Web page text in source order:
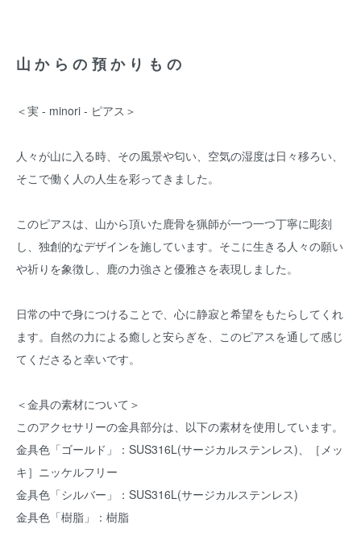
山からの預かりもの
＜実 - minori - ピアス＞
人々が山に入る時、その風景や匂い、空気の湿度は日々移ろい、
そこで働く人の人生を彩ってきました。
このピアスは、山から頂いた鹿骨を猟師が一つ一つ丁寧に彫刻
し、独創的なデザインを施しています。そこに生きる人々の願い
や祈りを象徴し、鹿の力強さと優雅さを表現しました。
日常の中で身につけることで、心に静寂と希望をもたらしてくれ
ます。自然の力による癒しと安らぎを、このピアスを通して感じ
てくださると幸いです。
＜金具の素材について＞
このアクセサリーの金具部分は、以下の素材を使用しています。
金具色「ゴールド」：SUS316L(サージカルステンレス)、［メッ
キ］ニッケルフリー
金具色「シルバー」：SUS316L(サージカルステンレス)
金具色「樹脂」：樹脂